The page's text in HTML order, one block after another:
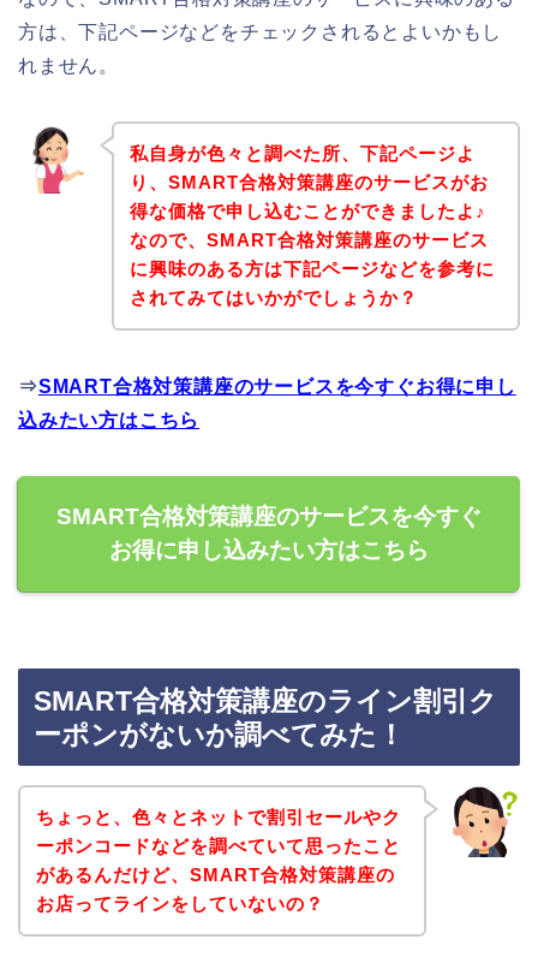
方は、下記ページなどをチェックされるとよいかもし
れません。
私自身が色々と調べた所、下記ページよ
り、SMART合格対策講座のサービスがお
得な価格で申し込むことができましたよ♪
なので、SMART合格対策講座のサービス
に興味のある方は下記ページなどを参考に
されてみてはいかがでしょうか？
⇒SMART合格対策講座のサービスを今すぐお得に申し
込みたい方はこちら
SMART合格対策講座のサービスを今すぐ
お得に申し込みたい方はこちら
SMART合格対策講座のライン割引ク
ーポンがないか調べてみた！
ちょっと、色々とネットで割引セールやク
ーポンコードなどを調べていて思ったこと
があるんだけど、SMART合格対策講座の
お店ってラインをしていないの？